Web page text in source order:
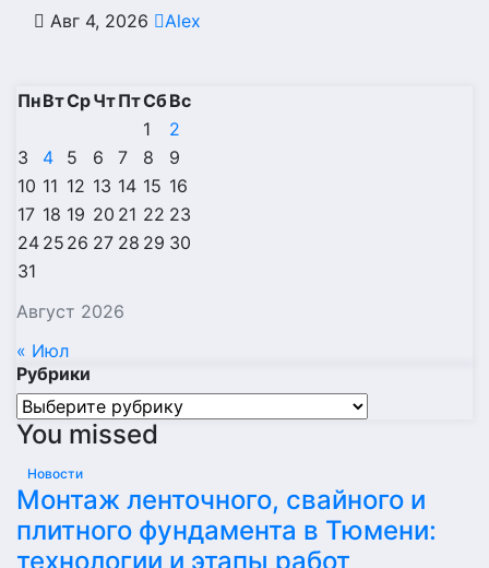
Авг 4, 2026 Alex
Август 2026
ПнВтСрЧтПтСбВс
1
2
3
4 5 6 7 8
9
10 11 12 13 14 15 16
17 18 19 20 21 22 23
24 25 26 27 28 29 30
31
« Июл
Рубрики
Рубрики
You missed
Новости
Монтаж ленточного, свайного и
плитного фундамента в Тюмени:
технологии и этапы работ